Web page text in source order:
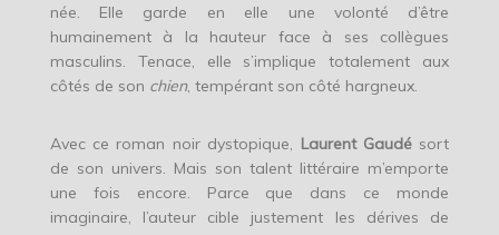
née. Elle garde en elle une volonté d’être
humainement à la hauteur face à ses collègues
masculins. Tenace, elle s’implique totalement aux
côtés de son chien, tempérant son côté hargneux.
Avec ce roman noir dystopique, Laurent Gaudésort
de son univers. Mais son talent littéraire m’emporte
une fois encore. Parce que dans ce monde
imaginaire, l’auteur cible justement les dérives de